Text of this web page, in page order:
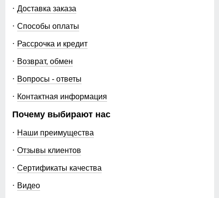
MTFORCE, и наслаждайтесь безупречным качеством
одежды отечественного производства.
Доставка заказа
Способы оплаты
Рассрочка и кредит
Возврат, обмен
Вопросы - ответы
Контактная информация
Почему выбирают нас
Наши преимущества
Отзывы клиентов
Сертификаты качества
Видео